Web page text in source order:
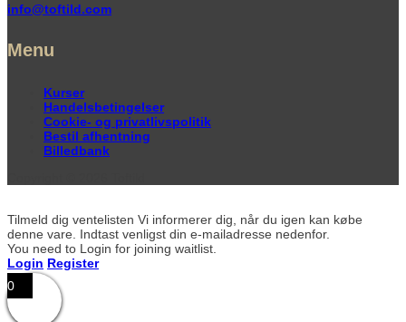
info@toftild.com
Menu
Kurser
Handelsbetingelser
Cookie- og privatlivspolitik
Bestil afhentning
Billedbank
Tilmeld dig ventelisten Vi informerer dig, når du igen kan købe
denne vare. Indtast venligst din e-mailadresse nedenfor.
You need to Login for joining waitlist.
Login Register
0